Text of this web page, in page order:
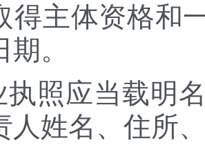
得主体资格和
。
执照应当载明
人姓名、住所